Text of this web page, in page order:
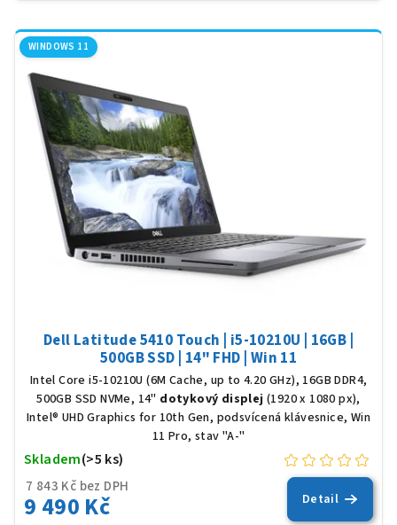
WINDOWS 11
Dell Latitude 5410 Touch | i5-10210U | 16GB |
500GB SSD | 14" FHD | Win 11
Intel Core i5-10210U (6M Cache, up to 4.20 GHz), 16GB DDR4,
500GB SSD NVMe, 14" dotykový displej (1920 x 1080 px),
Intel® UHD Graphics for 10th Gen, podsvícená klávesnice, Win
11 Pro, stav "A-"
7 843 Kč bez DPH
9 490 Kč
Skladem(>5 ks)
Detail